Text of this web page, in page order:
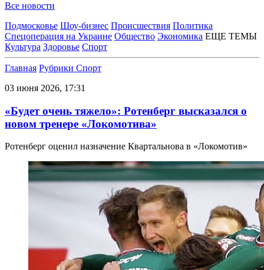
Все новости
Подмосковье Шоу-бизнес Происшествия Политика
Спецоперация на Украине Общество Экономика ЕЩЕ ТЕМЫ
Культура Здоровье Спорт
Главная Рубрики Спорт
03 июня 2026, 17:31
«Будет очень тяжело»: Ротенберг высказался о
новом тренере «Локомотива»
Ротенберг оценил назначение Квартальнова в «Локомотив»